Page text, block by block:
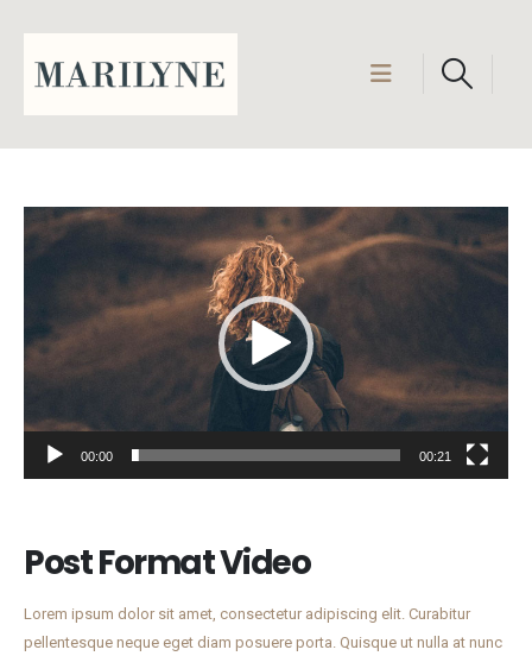
Video
Player
00:00 00:21
Post Format Video
Lorem ipsum dolor sit amet, consectetur adipiscing elit. Curabitur
pellentesque neque eget diam posuere porta. Quisque ut nulla at nunc